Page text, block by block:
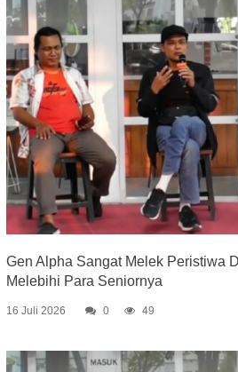
Gen Alpha Sangat Melek Peristiwa
Melebihi Para Seniornya
16 Juli 2026 0 49